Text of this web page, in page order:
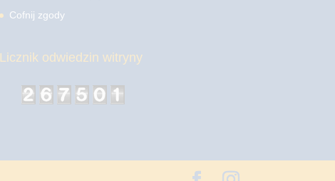
Cofnij zgody
Licznik odwiedzin witryny